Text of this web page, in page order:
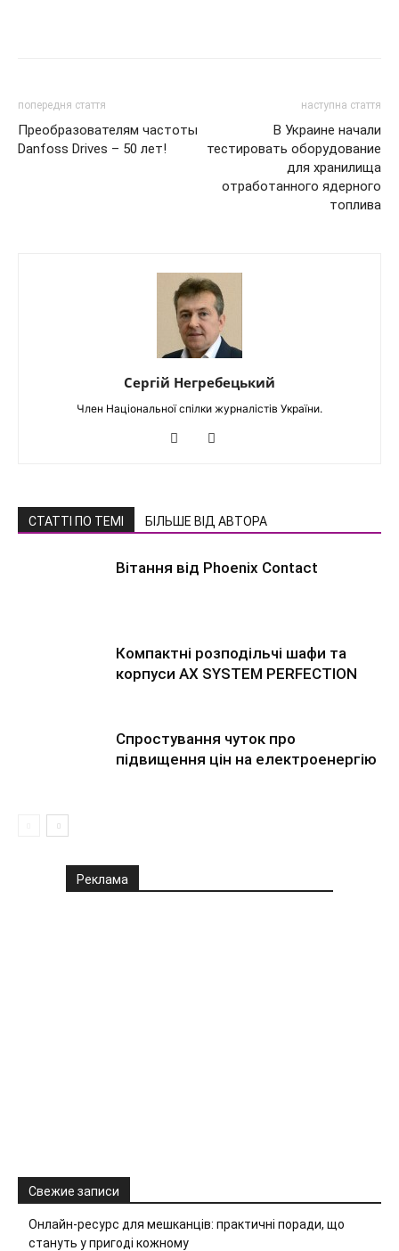
попередня стаття
Преобразователям частоты
Danfoss Drives – 50 лет!
наступна стаття
В Украине начали
тестировать оборудование
для хранилища
отработанного ядерного
топлива
Сергій Негребецький
Член Національної спілки журналістів України.
СТАТТІ ПО ТЕМІ БІЛЬШЕ ВІД АВТОРА
Вітання від Phoenix Contact
Компактні розподільчі шафи та
корпуси AX SYSTEM PERFECTION
Спростування чуток про
підвищення цін на електроенергію
Реклама
Свежие записи
Онлайн-ресурс для мешканців: практичні поради, що
стануть у пригоді кожному